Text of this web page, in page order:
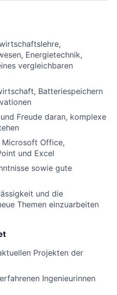
Energietechnik,
vergleichbaren
Batteriespeichern
Freude daran, komplexe
Microsoft Office,
und Excel
sowie gute
und die
Themen einzuarbeiten
Projekten der
Ingenieurinnen